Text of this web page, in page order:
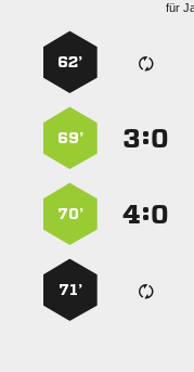
für
62’
:
69’
:
70’
71’